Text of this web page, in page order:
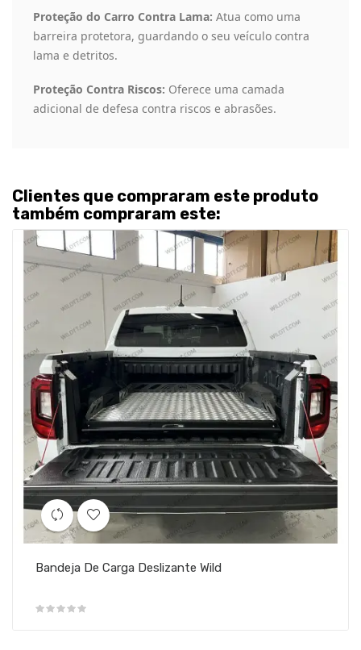
Proteção do Carro Contra Lama: Atua como uma
barreira protetora, guardando o seu veículo contra
lama e detritos.
Proteção Contra Riscos: Oferece uma camada
adicional de defesa contra riscos e abrasões.
Clientes que compraram este produto
também compraram este:
Bandeja De Carga Deslizante Wild